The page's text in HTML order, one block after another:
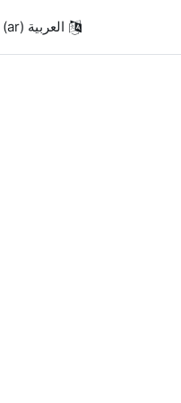
العربية ‎(ar)‎